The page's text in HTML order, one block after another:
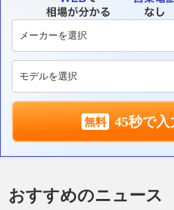
45秒で入
おすすめのニュース